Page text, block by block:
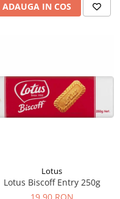
ADAUGA IN COS
Lotus
Lotus Biscoff Entry 250g